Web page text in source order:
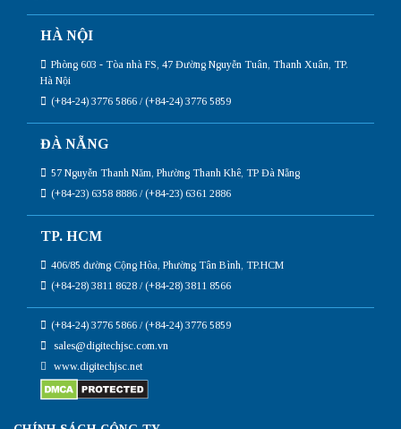
HÀ NỘI
Phòng 603 - Tòa nhà FS, 47 Đường Nguyễn Tuân, Thanh Xuân, TP.
Hà Nội
(+84-24) 3776 5866 / (+84-24) 3776 5859
ĐÀ NẴNG
57 Nguyễn Thanh Năm, Phường Thanh Khê, TP Đà Nẵng
(+84-23) 6358 8886 / (+84-23) 6361 2886
TP. HCM
406/85 đường Cộng Hòa, Phường Tân Bình, TP.HCM
(+84-28) 3811 8628 / (+84-28) 3811 8566
(+84-24) 3776 5866 / (+84-24) 3776 5859
sales@digitechjsc.com.vn
www.digitechjsc.net